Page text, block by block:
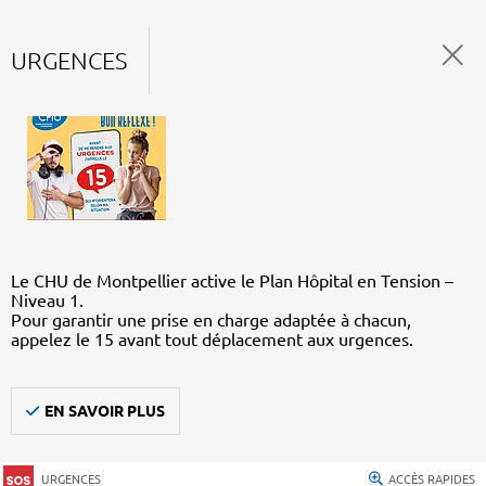
URGENCES
Le CHU de Montpellier active le Plan Hôpital en Tension –
Niveau 1.
Pour garantir une prise en charge adaptée à chacun,
appelez le 15 avant tout déplacement aux urgences.
EN SAVOIR PLUS
URGENCES ACCÈS RAPIDES